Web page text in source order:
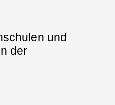
und
der